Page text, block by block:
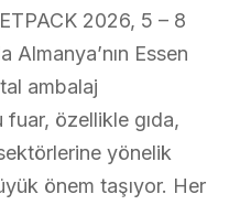
2026, 5 – 8
Almanya’nın Essen
ambalaj
özellikle gıda,
yönelik
önem taşıyor. Her